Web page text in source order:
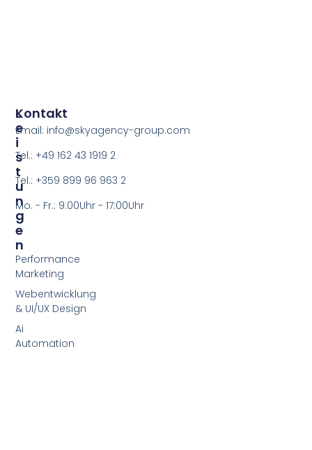
L
E
I
S
T
U
N
G
E
N
Performance
Marketing
Webentwicklung
& UI/UX Design
Ai
Automation
Kontakt
Email: info@skyagency-group.com
Tel.: +49 162 43 1919 2
Tel.: +359 899 96 963 2
Mo. - Fr.: 9:00Uhr - 17:00Uhr